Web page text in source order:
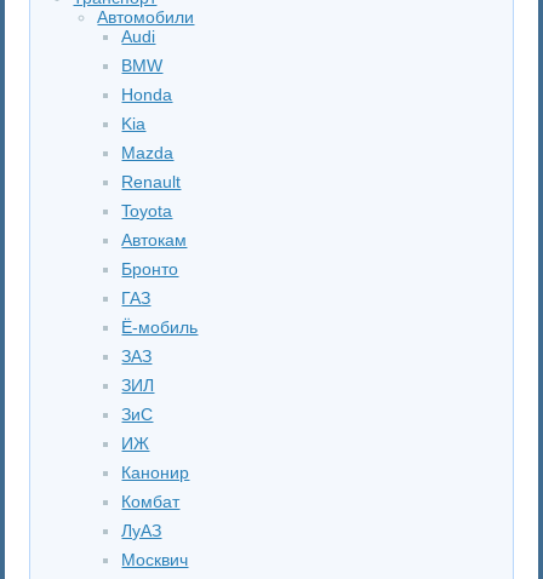
Автомобили
Audi
BMW
Honda
Kia
Mazda
Renault
Toyota
Автокам
Бронто
ГАЗ
Ё-мобиль
ЗАЗ
ЗИЛ
ЗиС
ИЖ
Канонир
Комбат
ЛуАЗ
Москвич